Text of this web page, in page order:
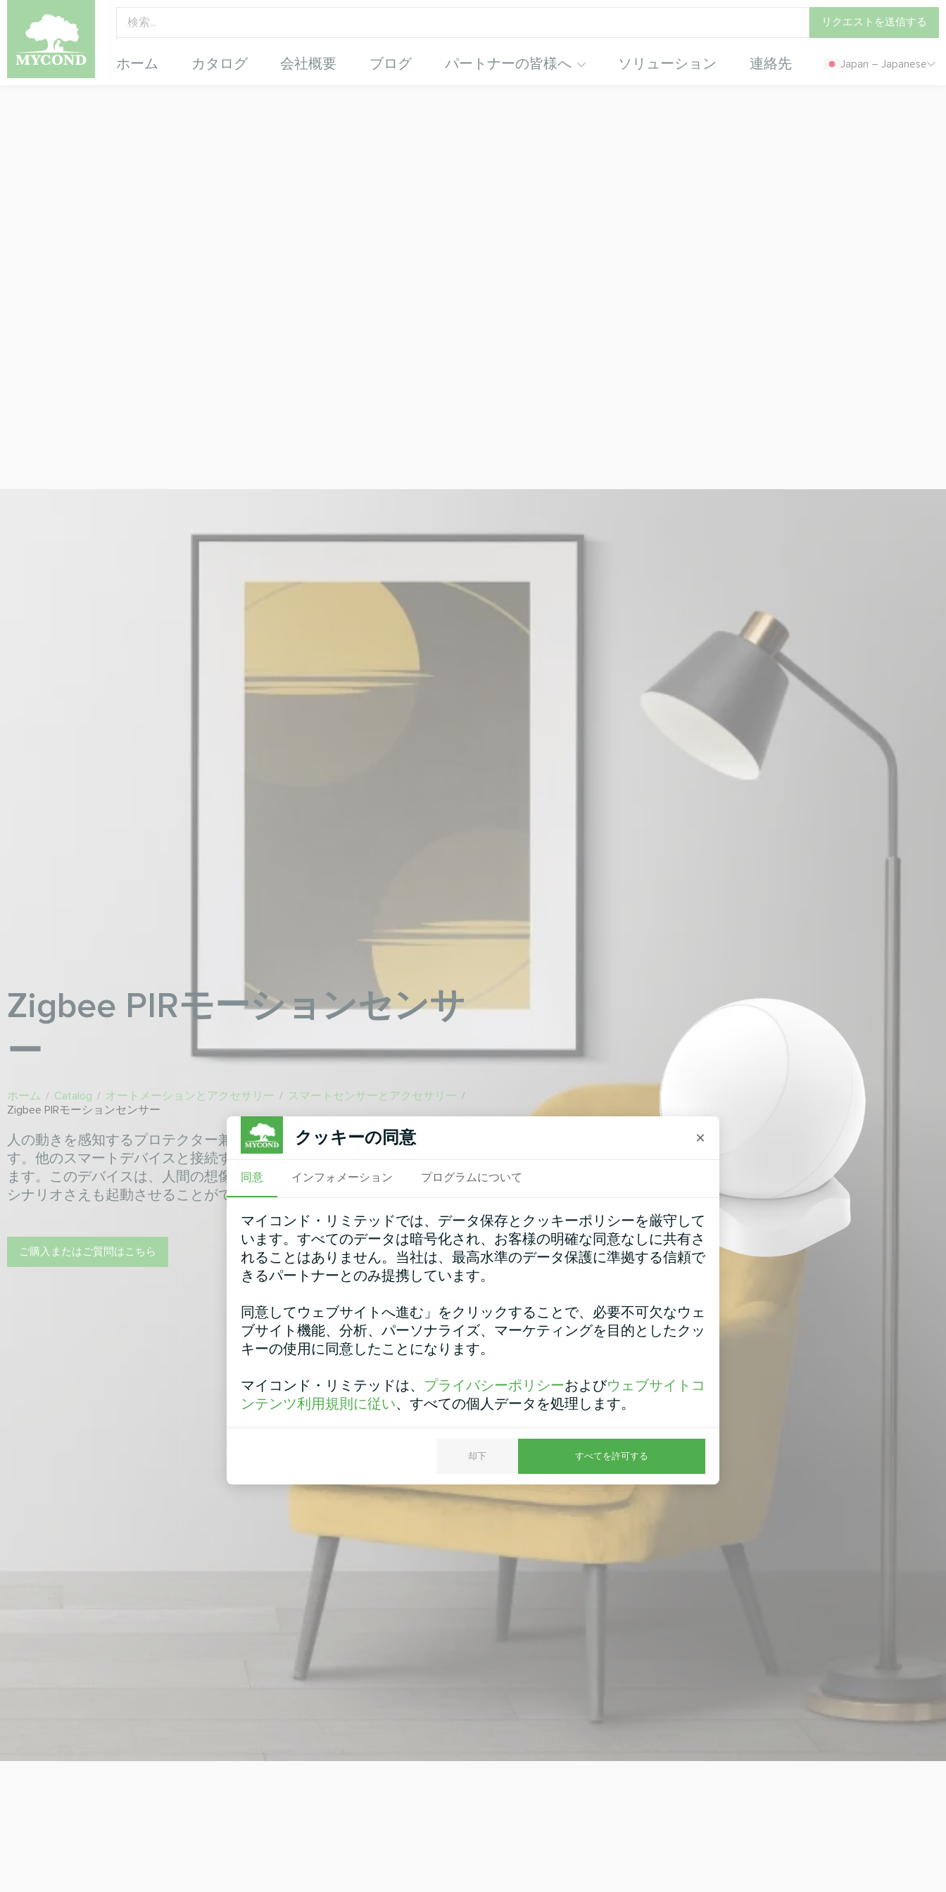
リクエストを送信する
ホーム カタログ 会社概要 ブログ パートナーの皆様へ ソリューション 連絡先 Japan – Japanese
Zigbee PIRモーションセンサ
ー
ホーム / Catalog / オートメーションとアクセサリー / スマートセンサーとアクセサリー /
Zigbee PIRモーションセンサー
人の動きを感知するプロテクター兼アシスタント。空間の変化を監視しま
す。他のスマートデバイスと接続することで、センサーの可能性が広がり
ます。このデバイスは、人間の想像力によってのみ制限される最も複雑な
シナリオさえも起動させることができます。
ご購入またはご質問はこちら
クッキーの同意 ×
同意 インフォメーション プログラムについて
マイコンド・リミテッドでは、データ保存とクッキーポリシーを厳守して
います。すべてのデータは暗号化され、お客様の明確な同意なしに共有さ
れることはありません。当社は、最高水準のデータ保護に準拠する信頼で
きるパートナーとのみ提携しています。
同意してウェブサイトへ進む」をクリックすることで、必要不可欠なウェ
ブサイト機能、分析、パーソナライズ、マーケティングを目的としたクッ
キーの使用に同意したことになります。
マイコンド・リミテッドは、 プライバシーポリシーおよびウェブサイトコ
ンテンツ利用規則に従い、すべての個人データを処理します。
却下 すべてを許可する